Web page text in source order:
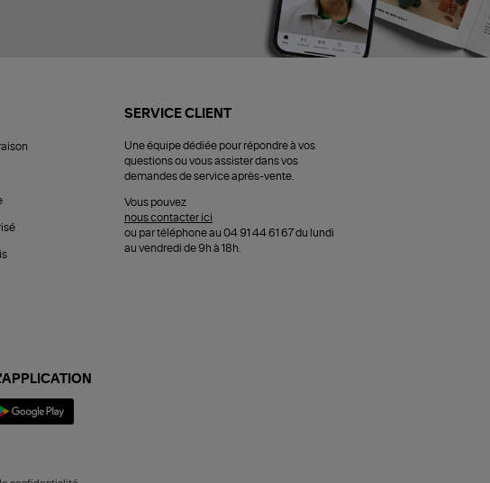
SERVICE CLIENT
Une équipe dédiée pour répondre à vos
questions ou vous assister dans vos
demandes de service après-vente.
Vous pouvez
nous contacter ici
ou par téléphone au 04 91 44 61 67 du lundi
au vendredi de 9h à 18h.